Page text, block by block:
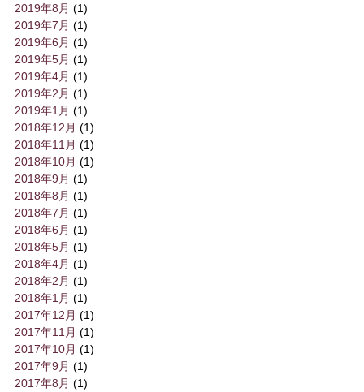
2019年8月 (1)
2019年7月 (1)
2019年6月 (1)
2019年5月 (1)
2019年4月 (1)
2019年2月 (1)
2019年1月 (1)
2018年12月 (1)
2018年11月 (1)
2018年10月 (1)
2018年9月 (1)
2018年8月 (1)
2018年7月 (1)
2018年6月 (1)
2018年5月 (1)
2018年4月 (1)
2018年2月 (1)
2018年1月 (1)
2017年12月 (1)
2017年11月 (1)
2017年10月 (1)
2017年9月 (1)
2017年8月 (1)